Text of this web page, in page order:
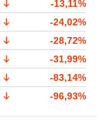
-13,11%
-24,02%
-28,72%
-31,99%
-83,14%
-96,93%